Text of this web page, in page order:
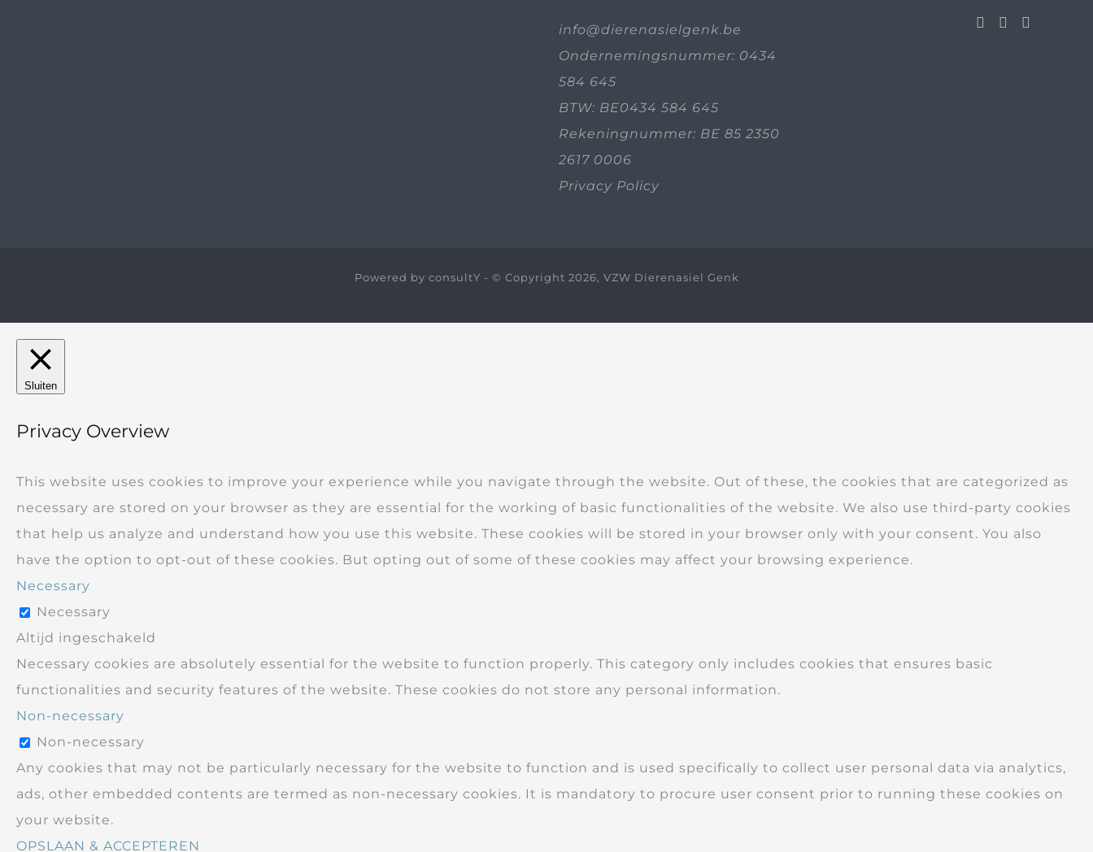
info@dierenasielgenk.be
Ondernemingsnummer: 0434
584 645
BTW: BE0434 584 645
Rekeningnummer: BE 85 2350
2617 0006
Privacy Policy
Powered by consultY - © Copyright 2026, VZW Dierenasiel Genk
Sluiten
Privacy Overview
This website uses cookies to improve your experience while you navigate through the website. Out of these, the cookies that are categorized as
necessary are stored on your browser as they are essential for the working of basic functionalities of the website. We also use third-party cookies
that help us analyze and understand how you use this website. These cookies will be stored in your browser only with your consent. You also
have the option to opt-out of these cookies. But opting out of some of these cookies may affect your browsing experience.
Necessary
Necessary
Altijd ingeschakeld
Necessary cookies are absolutely essential for the website to function properly. This category only includes cookies that ensures basic
functionalities and security features of the website. These cookies do not store any personal information.
Non-necessary
Non-necessary
Any cookies that may not be particularly necessary for the website to function and is used specifically to collect user personal data via analytics,
ads, other embedded contents are termed as non-necessary cookies. It is mandatory to procure user consent prior to running these cookies on
your website.
OPSLAAN & ACCEPTEREN